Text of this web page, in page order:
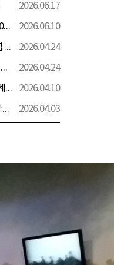
2026.06.17
[전시] 6.10만세운동 100주년 기념 특별기획전 <100년 전 그날을 보다: 6.10만세운동>
2026.06.10
[행사] 2026년 독립기념관 ‘제104회 어린이날 기념 행사’ 안내
2026.04.24
[전시] 제7관 내 주제전시실 명칭 선정을 위한 대국민 의견 수렴 실시
2026.04.24
[전시] '김구 탄생 150주년 유네스코 기념해' 지정 계기 AI영상 국민공모 개최 안내
2026.04.10
[전시] 무궁화로 수놓은 우리나라, 직접 색칠해볼까요?
2026.04.03